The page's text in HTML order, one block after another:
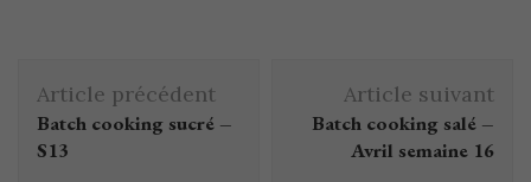
Article précédent
Batch cooking sucré –
S13
Article suivant
Batch cooking salé –
Avril semaine 16